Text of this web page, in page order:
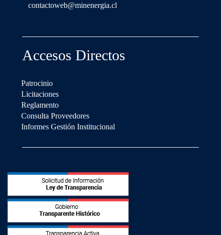
contactoweb@minenergia.cl
Accesos Directos
Patrocinio
Licitaciones
Reglamento
Consulta Proveedores
Informes Gestión Institucional